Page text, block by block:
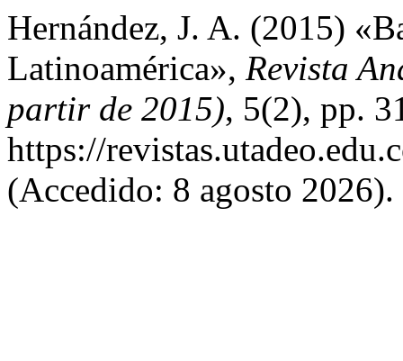
Hernández, J. A. (2015)
Latinoamérica», Revista
partir de 2015), 5(2), pp.
https://
(Accedido: 8 agosto 2026).